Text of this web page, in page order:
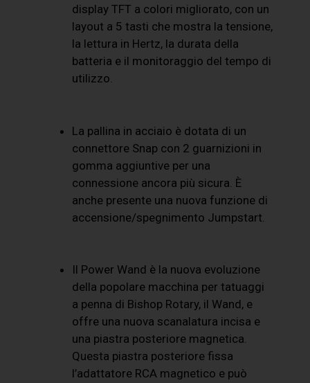
display TFT a colori migliorato, con un
layout a 5 tasti che mostra la tensione,
la lettura in Hertz, la durata della
batteria e il monitoraggio del tempo di
utilizzo.
La pallina in acciaio è dotata di un
connettore Snap con 2 guarnizioni in
gomma aggiuntive per una
connessione ancora più sicura. È
anche presente una nuova funzione di
accensione/spegnimento Jumpstart.
Il Power Wand è la nuova evoluzione
della popolare macchina per tatuaggi
a penna di Bishop Rotary, il Wand, e
offre una nuova scanalatura incisa e
una piastra posteriore magnetica.
Questa piastra posteriore fissa
l’adattatore RCA magnetico e può